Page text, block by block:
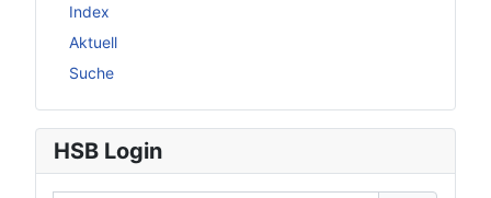
Index
Aktuell
Suche
HSB Login